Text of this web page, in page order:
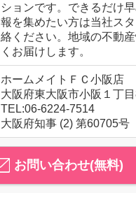
ションです。できるだけ
報を集めたい方は当社ス
絡ください。地域の不動
くお届けします。
ホームメイトＦＣ小阪店
大阪府東大阪市小阪１丁
TEL:06-6224-7514
大阪府知事 (2) 第60705号
お問い合わせ(無料)